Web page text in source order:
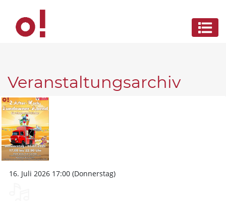
Veranstaltungsarchiv
16. Juli 2026 17:00 (Donnerstag)